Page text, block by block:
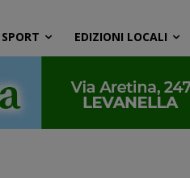
SPORT EDIZIONI LOCALI